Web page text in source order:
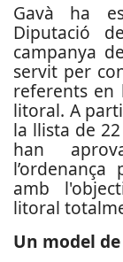
Gavà ha
Diputació
campanya
servit per
referents en
litoral. A
la llista de
han
amb
litoral
Un model